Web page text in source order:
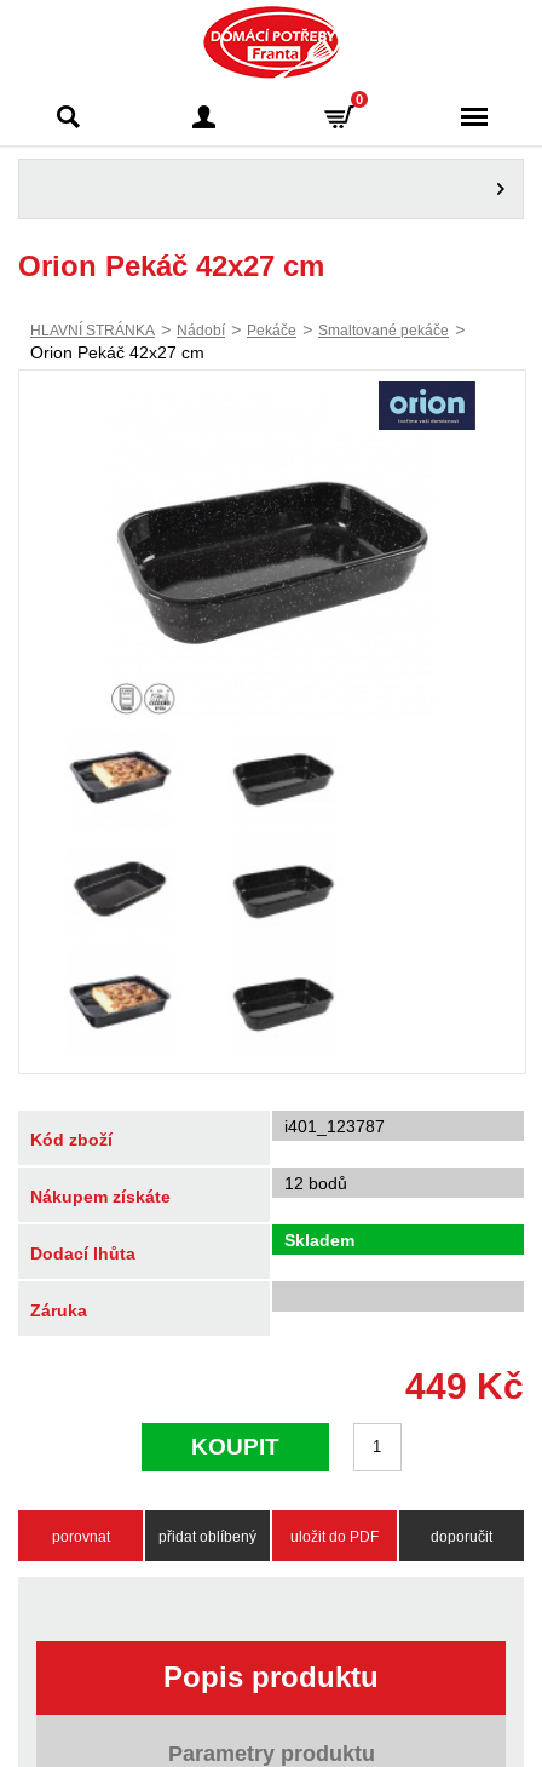
Franta - Příbram
0
Orion Pekáč 42x27 cm
HLAVNÍ STRÁNKA > Nádobí > Pekáče > Smaltované pekáče >
Orion Pekáč 42x27 cm
Kód zboží
i401_123787
Nákupem získáte
12 bodů
Dodací lhůta
Skladem
Záruka
449 Kč
KOUPIT
porovnat přidat oblíbený uložit do PDF doporučit
Popis produktu
Parametry produktu